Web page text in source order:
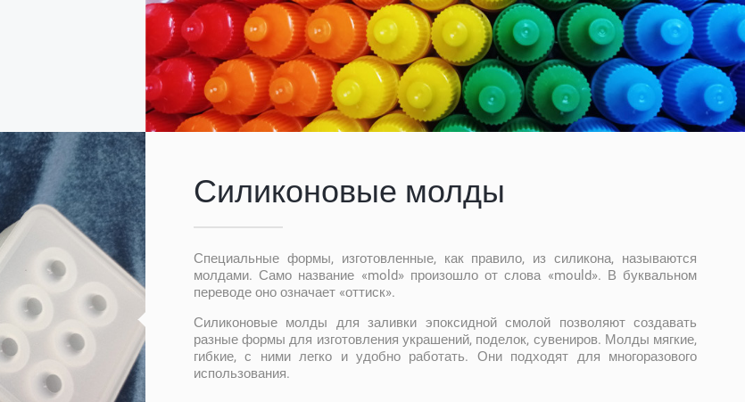
Силиконовые молды
Специальные формы, изготовленные, как правило, из силикона, называются
молдами. Само название «mold» произошло от слова «mould». В буквальном
переводе оно означает «оттиск».
Силиконовые молды для заливки эпоксидной смолой позволяют создавать
разные формы для изготовления украшений, поделок, сувениров. Молды мягкие,
гибкие, с ними легко и удобно работать. Они подходят для многоразового
использования.